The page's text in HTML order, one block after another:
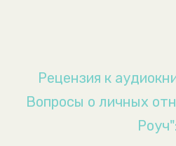
Рецензия к
Вопросы о личных
Роуч":